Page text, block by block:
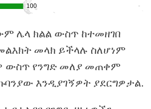
ሌላ ክልል ውስጥ ከተመዘገበ
መላክ ይችላሉ ስለሆነም
ውስጥ የንግድ መለያ መጠቀም
እንዲያገኝዎት ያደርግዎታል.